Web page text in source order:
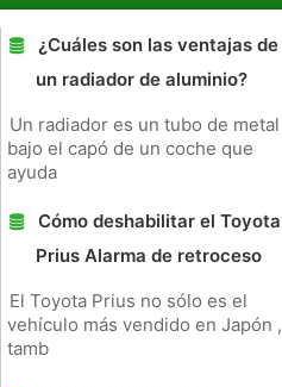
¿Cuáles son las ventajas de
un radiador de aluminio?
Un radiador es un tubo de metal
bajo el capó de un coche que
ayuda
Cómo deshabilitar el Toyota
Prius Alarma de retroceso
El Toyota Prius no sólo es el
vehículo más vendido en Japón ,
tamb